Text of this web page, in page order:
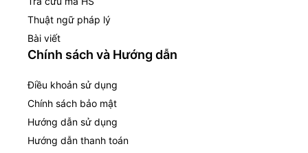
Thuật ngữ pháp lý
Bài viết
Chính sách và Hướng dẫn
Điều khoản sử dụng
Chính sách bảo mật
Hướng dẫn sử dụng
Hướng dẫn thanh toán